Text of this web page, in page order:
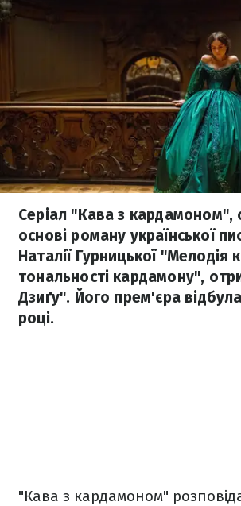
Серіал "Кава з кардамоном",
основі роману української
Наталії Гурницької "Мелодія
тональності кардамону",
Дзиґу". Його прем'єра
році.
"Кава з кардамоном"